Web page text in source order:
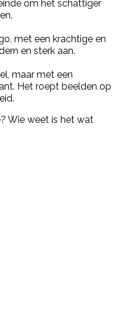
om het schattiger
met een krachtige en
en sterk aan.
maar met een
Het roept beelden op
Wie weet is het wat